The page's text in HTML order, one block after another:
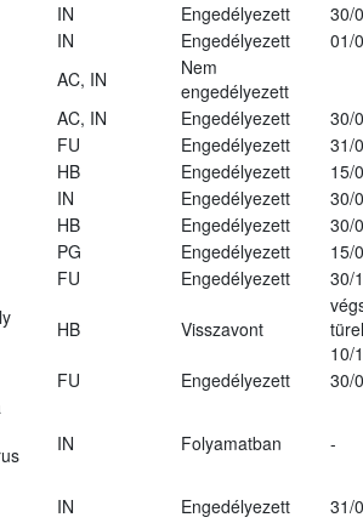
IN Engedélyezett
30/
IN Engedélyezett
01/
AC, IN
Nem
engedélyezett
AC, IN Engedélyezett
30/
FU Engedélyezett
31/
HB Engedélyezett
15/
IN Engedélyezett
30/
HB Engedélyezett
30/
PG Engedélyezett
15/
FU Engedélyezett
30/
HB Visszavont
10/
FU Engedélyezett
30/
IN Folyamatban -
IN Engedélyezett
31/